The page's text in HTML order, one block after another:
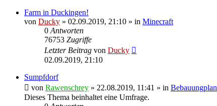
Farm in Duckingen!
von Ducky » 02.09.2019, 21:10 » in Minecraft
0 Antworten
76753 Zugriffe
Letzter Beitrag von Ducky
02.09.2019, 21:10
Sumpfdorf
von Rawenschrey » 22.08.2019, 11:41 » in Bebauungplan
Dieses Thema beinhaltet eine Umfrage.